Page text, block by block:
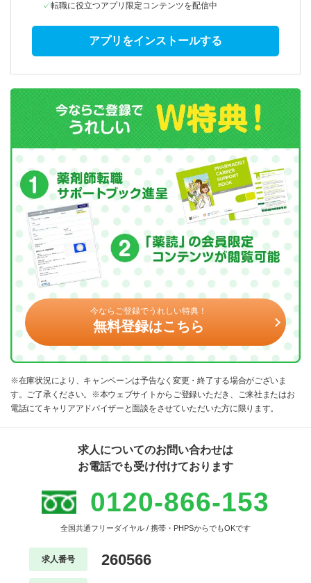
転職に役立つアプリ限定コンテンツを配信中
アプリをインストールする
今ならご登録でうれしい特典！
無料登録はこちら
※在庫状況により、キャンペーンは予告なく変更・終了する場合がございま
す。ご了承ください。※本ウェブサイトからご登録いただき、ご来社またはお
電話にてキャリアアドバイザーと面談をさせていただいた方に限ります。
求人についてのお問い合わせは
お電話でも受け付けております
0120-866-153
全国共通フリーダイヤル / 携帯・PHPSからでもOKです
求人番号 260566